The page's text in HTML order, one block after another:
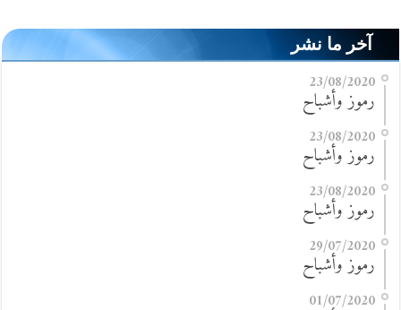
آخر ما نشر
23/08/2020
رموز وأشباح
23/08/2020
رموز وأشباح
23/08/2020
رموز وأشباح
29/07/2020
رموز وأشباح
01/07/2020